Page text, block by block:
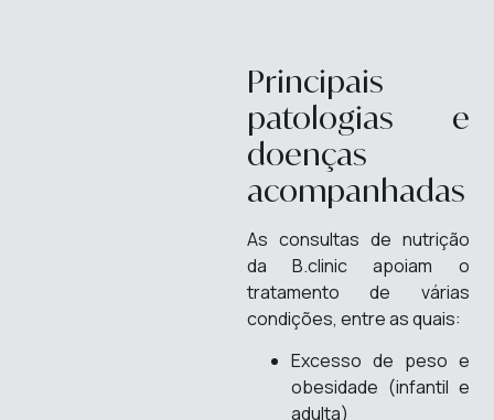
Principais
patologias e
doenças
acompanhadas
As consultas de nutrição
da B.clinic apoiam o
tratamento de várias
condições, entre as quais:
Excesso de peso e
obesidade (infantil e
adulta)